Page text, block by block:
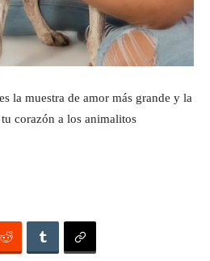
la muestra de amor más grande y la
corazón a los animalitos